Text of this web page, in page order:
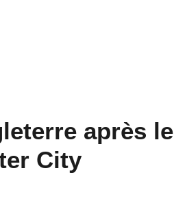
après le
City